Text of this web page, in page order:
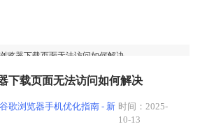
览器下载页面无法访问如何解决
下载页面无法访问如何解决
歌浏览器手机优化指南 - 新 时间：2025-
10-13